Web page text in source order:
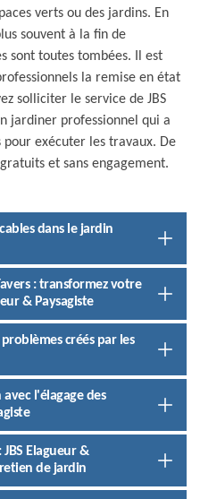
verts ou des jardins. En
souvent à la fin de
sont toutes tombées. Il est
la remise en état
solliciter le service de JBS
jardiner professionnel qui a
exécuter les travaux. De
et sans engagement.
dans le jardin
: transformez votre
& Paysagiste
créés par les
l'élagage des
Elagueur &
de jardin